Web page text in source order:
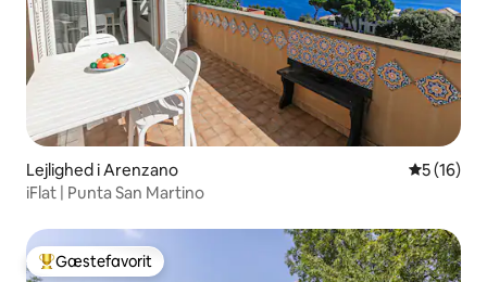
Lejlighed i Arenzano 5 ud af 5 i
5 (16)
iFlat | Punta San Martino
Bedste gæstefavorit
Gæstefavorit